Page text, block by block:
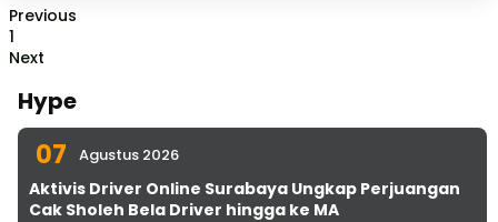
Previous
1
Next
Hype
07 Agustus 2026
Aktivis Driver Online Surabaya Ungkap Perjuangan
Cak Sholeh Bela Driver hingga ke MA